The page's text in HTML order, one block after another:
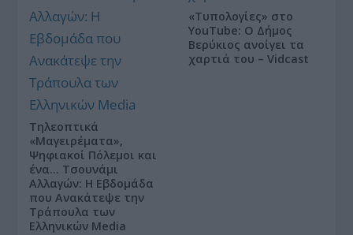
Τηλεοπτικά
«Μαγειρέματα»,
Ψηφιακοί Πόλεμοι και
ένα… Τσουνάμι
Αλλαγών: Η Εβδομάδα
που Ανακάτεψε την
Τράπουλα των
Ελληνικών Media
«Τυπολογίες» στο
YouTube: Ο Δήμος
Βερύκιος ανοίγει τα
χαρτιά του – Vidcast